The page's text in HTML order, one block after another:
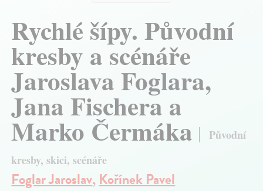
Rychlé šípy. Původní
kresby a scénáře
Jaroslava Foglara,
Jana Fischera a
Marko Čermáka
Původní
kresby, skici, scénáře
Foglar Jaroslav,Kořínek Pavel